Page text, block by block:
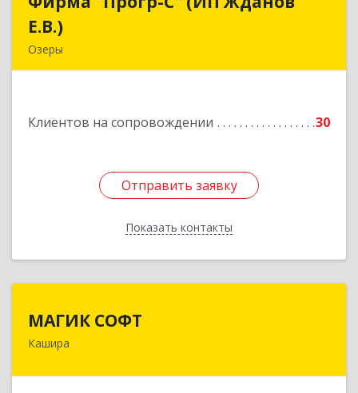
Е.В.)
Озеры
Клиентов на сопровождении 30
Отправить заявку
Показать контакты
Подробнее
Отправить заявку
Назад
МАГИК СОФТ
Кашира